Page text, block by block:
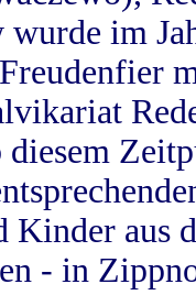
im
Kinder aus
- in